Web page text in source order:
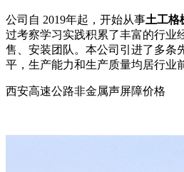
公司自 2019年起，开始从事土工格
过考察学习实践积累了丰富的行业
售、安装团队。本公司引进了多条
平，生产能力和生产质量均居行业
西安高速公路非金属声屏障价格